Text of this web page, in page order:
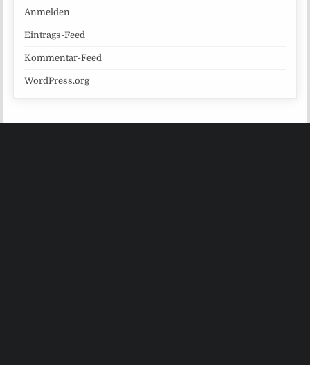
Anmelden
Eintrags-Feed
Kommentar-Feed
WordPress.org